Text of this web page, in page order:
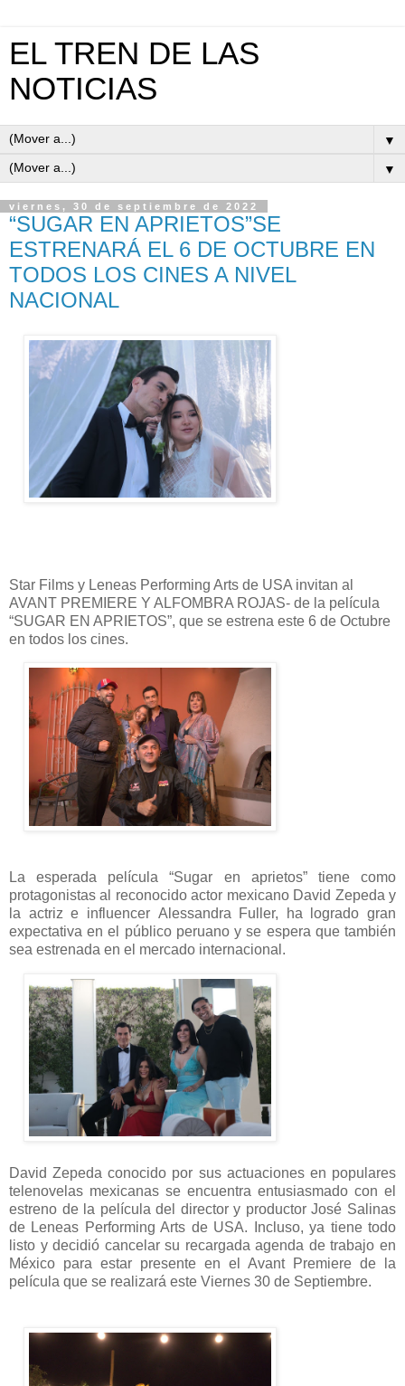
EL TREN DE LAS
NOTICIAS
▼
▼
viernes, 30 de septiembre de 2022
“SUGAR EN APRIETOS”SE
ESTRENARÁ EL 6 DE OCTUBRE EN
TODOS LOS CINES A NIVEL
NACIONAL
Star Films y Leneas Performing Arts de USA invitan al
AVANT PREMIERE Y ALFOMBRA ROJAS- de la película
“SUGAR EN APRIETOS”, que se estrena este 6 de Octubre
en todos los cines.
La esperada película “Sugar en aprietos” tiene como
protagonistas al reconocido actor mexicano David Zepeda y
la actriz e influencer Alessandra Fuller, ha logrado gran
expectativa en el público peruano y se espera que también
sea estrenada en el mercado internacional.
David Zepeda conocido por sus actuaciones en populares
telenovelas mexicanas se encuentra entusiasmado con el
estreno de la película del director y productor José Salinas
de Leneas Performing Arts de USA. Incluso, ya tiene todo
listo y decidió cancelar su recargada agenda de trabajo en
México para estar presente en el Avant Premiere de la
película que se realizará este Viernes 30 de Septiembre.